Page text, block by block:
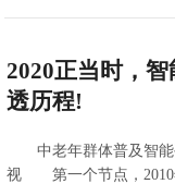
2020正当时，
透历程!
中老年群体普及智
视 第一个节点，2010